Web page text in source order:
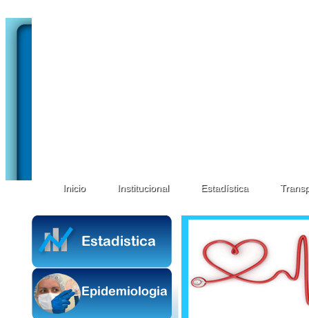
Inicio Institucional Estadística